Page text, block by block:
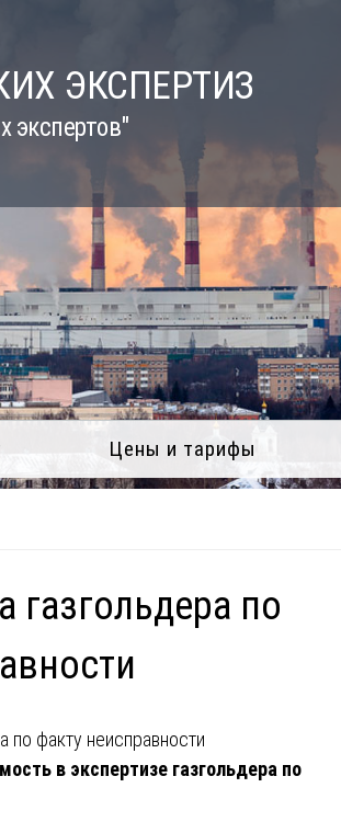
ЭКСПЕРТИЗ
экспертов"
Цены и тарифы
газгольдера по
в экспертизе газгольдера по